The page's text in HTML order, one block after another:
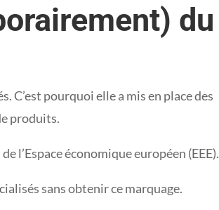
du
C’est pourquoi elle a mis en place des
produits.
l’Espace économique européen (EEE).
sans obtenir ce marquage.